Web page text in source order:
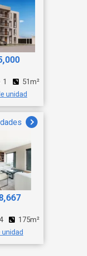
1 51m²
unidad
175m²
unidad